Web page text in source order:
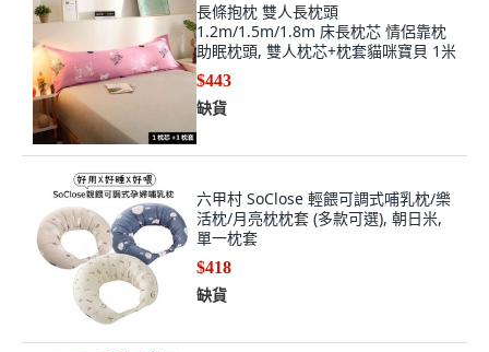
長條抱枕 雙人長枕頭
1.2m/1.5m/1.8m 床長枕芯 情侶靠枕
助眠枕頭, 雙人枕芯+枕套貓咪寶貝 1米
$443
缺貨
六甲村 SoClose 輕餵可調式哺乳枕/樂
活枕/月亮枕枕套 (多款可選), 朝日米,
單一枕套
$418
缺貨